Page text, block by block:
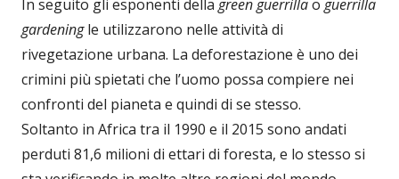
In seguito gli esponenti della green guerrillao guerrilla
gardeningle utilizzarono nelle attività di
rivegetazione urbana. La deforestazione è uno dei
crimini più spietati che l’uomo possa compiere nei
confronti del pianeta e quindi di se stesso.
Soltanto in Africa tra il 1990 e il 2015 sono andati
perduti 81,6 milioni di ettari di foresta, e lo stesso si